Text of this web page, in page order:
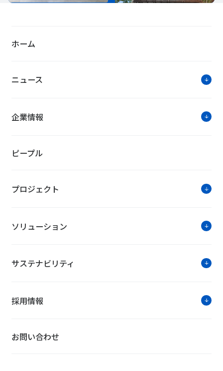
ホーム
ニュース
企業情報
ピープル
プロジェクト
ソリューション
サステナビリティ
採用情報
お問い合わせ